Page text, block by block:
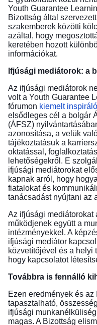
Youth Guarantee
Bizottság által
szakemberek közötti
azáltal, hogy
keretében hozott
információkat.
Ifjúsági mediátorok: a
Az ifjúsági mediátorok
volt a Youth Guarantee
fórumon kiemelt
elsődleges cél a bolgár
(ÁFSZ)
azonosítása, a velük
tájékoztatásuk a
oktatással,
lehetőségekről. E
ifjúsági mediátorokat
kapnak arról, hogy
fiatalokat és
tanácsadást nyújtani az
Az ifjúsági mediátorokat
működjenek együtt a
intézményekkel. A
ifjúsági mediátor
közvetítőjével és a helyi
hogy kapcsolatot
Továbbra is fennálló
Ezen eredmények és
tapasztalható,
ifjúsági
magas. A Bizottság